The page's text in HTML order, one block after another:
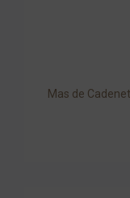
Mas de